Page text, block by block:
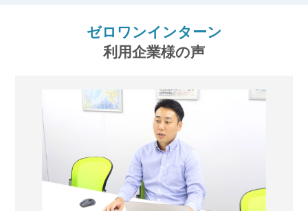
ゼロワンインターン
利用企業様の声